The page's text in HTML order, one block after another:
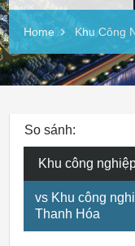
Home Khu Công
So sánh:
Khu công
vs Khu công
Thanh Hóa